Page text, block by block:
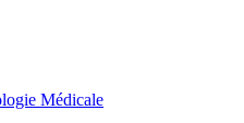
Médicale